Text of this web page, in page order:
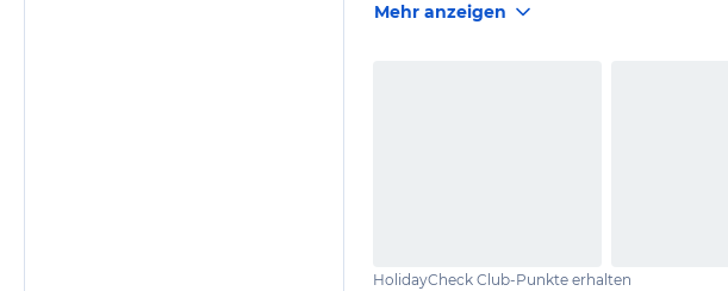
Mehr anzeigen
HolidayCheck Club-Punkte erhalten